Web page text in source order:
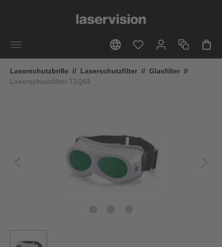
Laserschutzbrille // Laserschutzfilter // Glasfilter //
Laserschutzfilter T1Q02